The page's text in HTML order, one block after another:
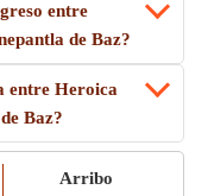
entre
de Baz?
entre Heroica
Baz?
Arribo